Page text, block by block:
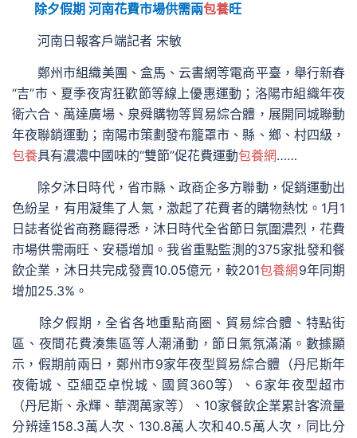
除夕假期 河南花費市場供需兩包養旺
河南日報客戶端記者 宋敏
鄭州市組織美團、盒馬、云書網等電商平臺，舉行新春
“吉”市、夏季夜宵狂歡節等線上優惠運動；洛陽市組織年夜
衛六合、萬達廣場、泉舜購物等貿易綜合體，展開同城聯動
年夜聯銷運動；南陽市策劃發布籠罩市、縣、鄉、村四級，
包養具有濃濃中國味的“雙節”促花費運動包養網……
除夕沐日時代，省市縣、政商企多方聯動，促銷運動出
色紛呈，有用凝集了人氣，激起了花費者的購物熱忱。1月1
日誌者從省商務廳得悉，沐日時代全省節日氛圍濃烈，花費
市場供需兩旺、安穩增加。我省重點監測的375家批發和餐
飲企業，沐日共完成發賣10.05億元，較201包養網 9年同期
增加25.3%。
除夕假期，全省各地重點商圈、貿易綜合體、特點街
區、夜間花費湊集區等人潮涌動，節日氣氛滿滿。數據顯
示，假期前兩日，鄭州市9家年夜型貿易綜合體（丹尼斯年
夜衛城、亞細亞卓悅城、國貿360等）、6家年夜型超市
（丹尼斯、永輝、華潤萬家等）、10家餐飲企業累計客流量
分辨達158.3萬人次、130.8萬人次和40.5萬人次，同比分